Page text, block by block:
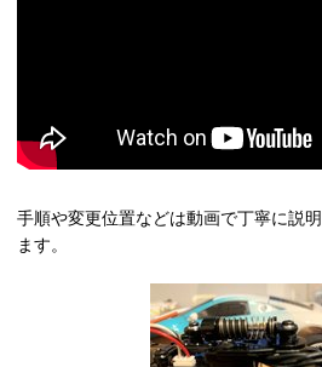
手順や変更位置などは動画で丁寧に説
ます。